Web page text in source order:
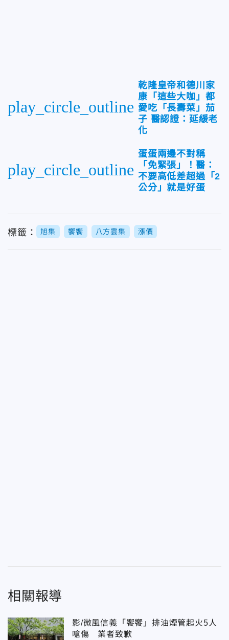
play_circle_outline
乾隆皇帝和德川家
康「這些大咖」都
愛吃「長壽菜」茄
子 醫認證：延緩老
化
play_circle_outline
蛋蛋兩邊不對稱
「免緊張」！醫：
不要高低差超過「2
公分」就是好蛋
標籤： 旭集 饗饗 八方雲集 漲價
相關報導
影/微風信義「饗饗」排油煙管起火5人
嗆傷 業者致歉